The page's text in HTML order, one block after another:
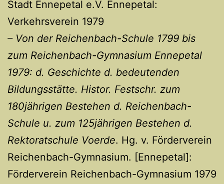
Stadt Ennepetal e.V. Ennepetal:
Verkehrsverein 1979
– Von der Reichenbach-Schule 1799 bis
zum Reichenbach-Gymnasium Ennepetal
1979: d. Geschichte d. bedeutenden
Bildungsstätte. Histor. Festschr. zum
180jährigen Bestehen d. Reichenbach-
Schule u. zum 125jährigen Bestehen d.
Rektoratschule Voerde. Hg. v. Förderverein
Reichenbach-Gymnasium. [Ennepetal]:
Förderverein Reichenbach-Gymnasium 1979